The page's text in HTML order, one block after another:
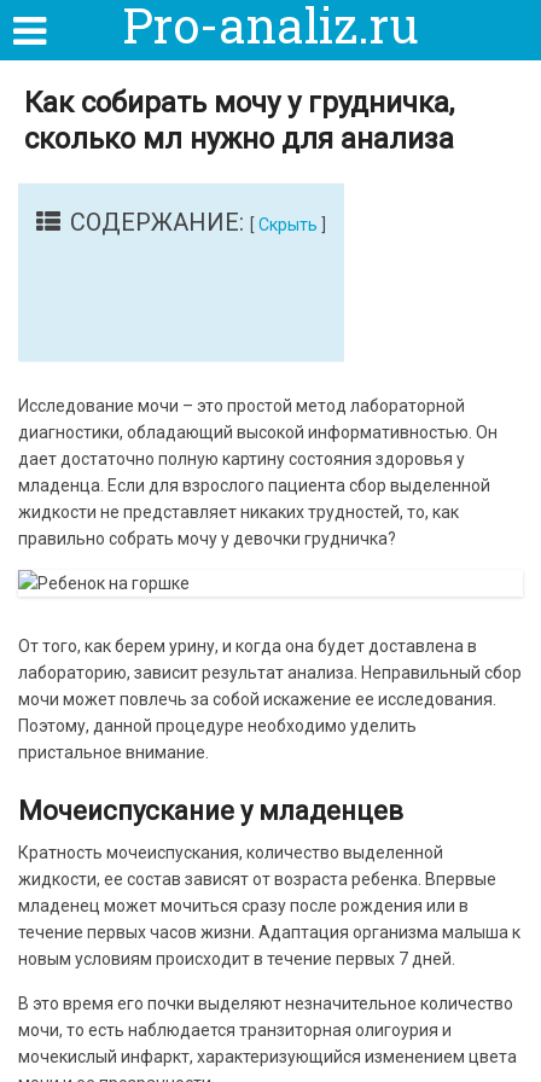
Pro-analiz.ru
Как собирать мочу у грудничка,
сколько мл нужно для анализа
СОДЕРЖАНИЕ: [ Скрыть
Исследование мочи – это простой метод лабораторной
диагностики, обладающий высокой информативностью. Он
дает достаточно полную картину состояния здоровья у
младенца. Если для взрослого пациента сбор выделенной
жидкости не представляет никаких трудностей, то, как
правильно собрать мочу у девочки грудничка?
От того, как берем урину, и когда она будет доставлена в
лабораторию, зависит результат анализа. Неправильный сбор
мочи может повлечь за собой искажение ее исследования.
Поэтому, данной процедуре необходимо уделить
пристальное внимание.
Мочеиспускание у младенцев
Кратность мочеиспускания, количество выделенной
жидкости, ее состав зависят от возраста ребенка. Впервые
младенец может мочиться сразу после рождения или в
течение первых часов жизни. Адаптация организма малыша к
новым условиям происходит в течение первых 7 дней.
В это время его почки выделяют незначительное количество
мочи, то есть наблюдается транзиторная олигоурия и
мочекислый инфаркт, характеризующийся изменением цвета